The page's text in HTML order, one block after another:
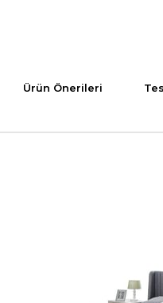
Ürün Önerileri